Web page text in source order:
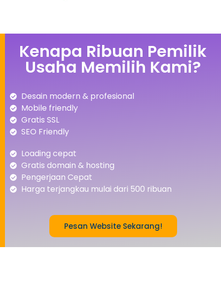
Kenapa Ribuan Pemilik
Usaha Memilih Kami?
Desain modern & profesional
Mobile friendly
Gratis SSL
SEO Friendly
Loading cepat
Gratis domain & hosting
Pengerjaan Cepat
Harga terjangkau mulai dari 500 ribuan
Pesan Website Sekarang!